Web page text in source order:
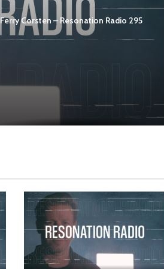
Ferry Corsten – Resonation Radio 295